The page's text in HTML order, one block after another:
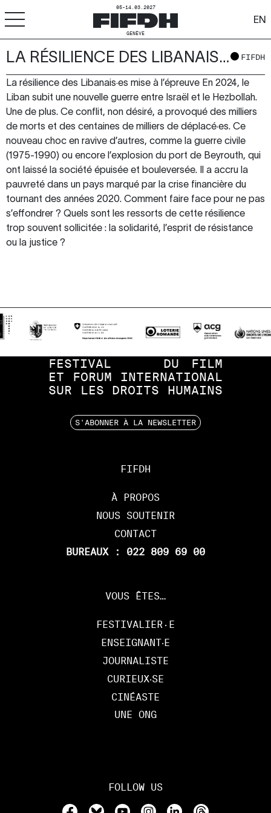
05-14.03.2027
GENÈVE
EN
A+ A - ACCESSIBILITÉ
Festival
Pro
Écoles
Ressources & Médias
LA RÉSILIENCE DES LIBANAIS·ES MISE À L’ÉPREUVE FIFDH
La résilience des Libanais·es mise à l’épreuve En 2024, le
Liban subit une nouvelle guerre entre Israël et le Hezbollah.
Une de plus. Ce conflit, non désiré, a provoqué des milliers
de morts et des centaines de milliers de déplacé·es. Ce
nouveau choc en ravive d’autres, comme la guerre civile
(1975-1990) ou encore l’explosion du port de Beyrouth, qui
ont laissé la société épuisée et bouleversée. Il a accru la
pauvreté dans un pays marqué par la crise financière du
tournant des années 2020. Comment faire face pour ne pas
s’effondrer ? Quels sont les ressorts de cette résilience
trop souvent sollicitée : la solidarité, l’esprit de résistance
ou la justice ?
FIFDH
À PROPOS
NOUS SOUTENIR
CONTACT
BUREAUX : 022 809 69 00
FESTIVAL DU
FILM
ET
FORUM
INTERNATIONAL
SUR
LES DROITS HUMAINS
S'ABONNER À LA NEWSLETTER
VOUS ÊTES…
FESTIVALIER·E
ENSEIGNANT‧E
JOURNALISTE
CURIEUX‧SE
CINÉASTE
UNE ONG
FOLLOW US